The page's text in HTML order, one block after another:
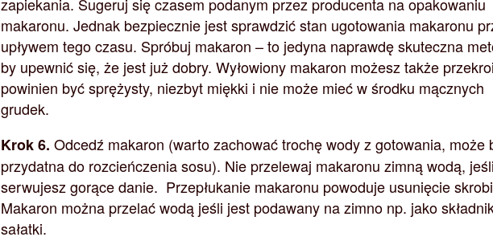
makaronu. Jednak bezpiecznie jest sprawdzić stan ugotowania makaronu
upływem tego czasu. Spróbuj makaron – to jedyna naprawdę skuteczna
by upewnić się, że jest już dobry. Wyłowiony makaron możesz także
powinien być sprężysty, niezbyt miękki i nie może mieć w środku mącznych
grudek.
Krok 6. Odcedź makaron (warto zachować trochę wody z gotowania, może
przydatna do rozcieńczenia sosu). Nie przelewaj makaronu zimną wodą, jeśli
serwujesz gorące danie. Przepłukanie makaronu powoduje usunięcie
Makaron można przelać wodą jeśli jest podawany na zimno np. jako
sałatki.